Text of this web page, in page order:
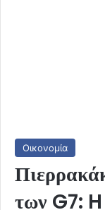
Οικονομία
των G7: